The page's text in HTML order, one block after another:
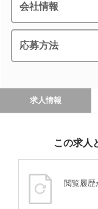
会社情報
応募方法
求人情報
この求人
閲覧履歴